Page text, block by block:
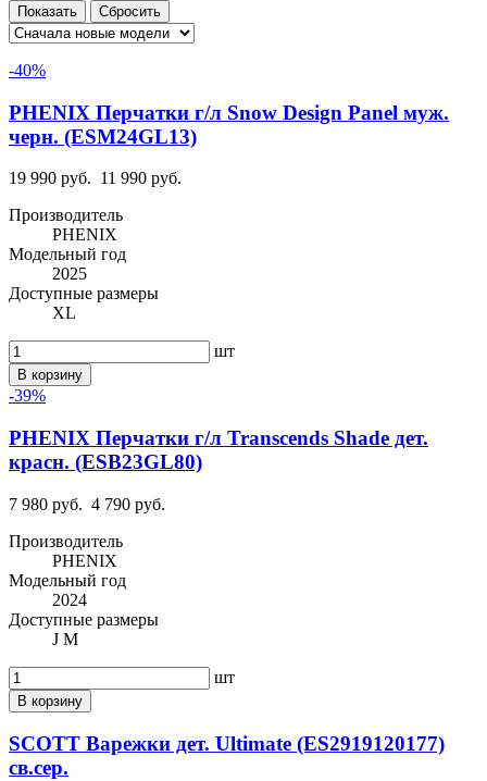
-40%
PHENIX Перчатки г/л Snow Design Panel муж.
черн. (ESM24GL13)
19 990 руб. 11 990 руб.
Производитель
PHENIX
Модельный год
2025
Доступные размеры
XL
шт
В корзину
-39%
PHENIX Перчатки г/л Transcends Shade дет.
красн. (ESB23GL80)
7 980 руб. 4 790 руб.
Производитель
PHENIX
Модельный год
2024
Доступные размеры
J M
шт
В корзину
SCOTT Варежки дет. Ultimate (ES2919120177)
св.сер.